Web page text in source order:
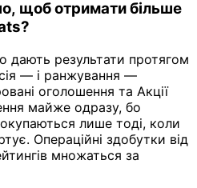
щоб отримати більше
дають результати протягом
— і ранжування —
оголошення та Акції
майже одразу, бо
лише тоді, коли
Операційні здобутки від
множаться за